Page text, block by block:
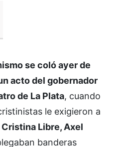
se coló ayer de
acto del gobernador
de La Plata, cuando
le exigieron a
Libre, Axel
banderas